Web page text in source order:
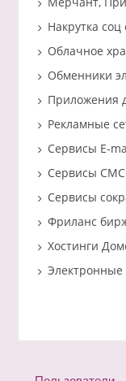
Накрутка соц
Облачное
Обменники
Приложения
Рекламные
Сервисы E-
Сервисы СМС
Сервисы
Фриланс
Хостинги
Электронные